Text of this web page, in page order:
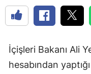
İçişleri Bakanı Ali
hesabından